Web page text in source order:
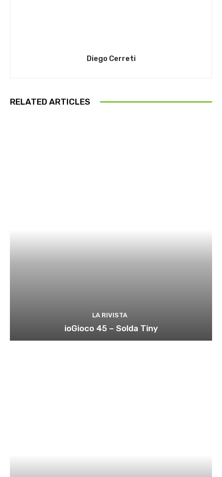
Diego Cerreti
RELATED ARTICLES
LA RIVISTA
ioGioco 45 – Solda Tiny